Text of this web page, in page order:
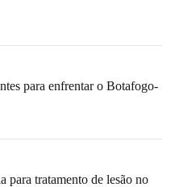
para enfrentar o Botafogo-
para tratamento de lesão no